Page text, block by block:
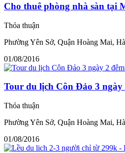
Cho thuê phòng nhà sàn tại
Thỏa thuận
Phường Yên Sở, Quận Hoàng Mai,
01/08/2016
Tour du lịch Côn Đảo 3 ngày
Thỏa thuận
Phường Yên Sở, Quận Hoàng Mai,
01/08/2016